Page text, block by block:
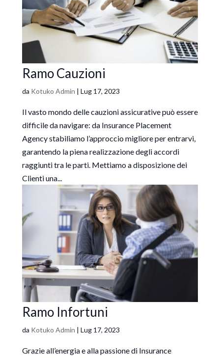
Ramo Cauzioni
da Kotuko Admin | Lug 17, 2023
Il vasto mondo delle cauzioni assicurative può essere
difficile da navigare: da Insurance Placement
Agency stabiliamo l’approccio migliore per entrarvi,
garantendo la piena realizzazione degli accordi
raggiunti tra le parti. Mettiamo a disposizione dei
Clienti una...
Ramo Infortuni
da Kotuko Admin | Lug 17, 2023
Grazie all’energia e alla passione di Insurance